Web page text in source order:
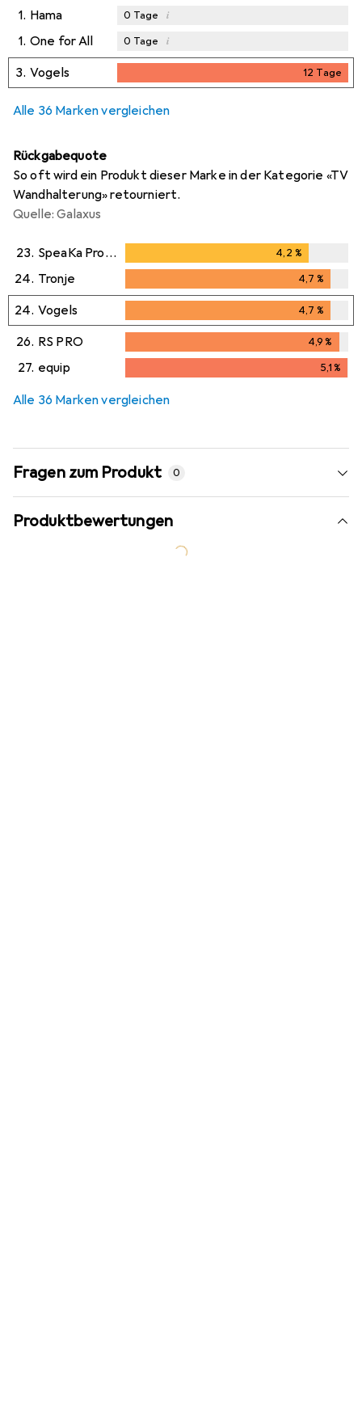
1. Hama 0 Tage i
1. One for All 0 Tage i
3. Vogels 12 Tage
12Tage
Alle 36 Marken vergleichen
Rückgabequote
So oft wird ein Produkt dieser Marke in der Kategorie «TV
Wandhalterung» retourniert.
Quelle: Galaxus
23. SpeaKa Professional 4,2 %
24. Tronje 4,7 %
4,7%
24. Vogels 4,7 %
4,7%
26. RS PRO 4,9%
4,9%
27. equip 5,1%
Alle 36 Marken vergleichen
Fragen zum Produkt 0
Produktbewertungen